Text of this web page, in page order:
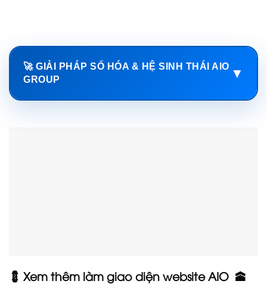
🚀 GIẢI PHÁP SỐ HÓA & HỆ SINH THÁI AIO
GROUP
▼
💈 Xem thêm làm giao diện website AIO 🕋